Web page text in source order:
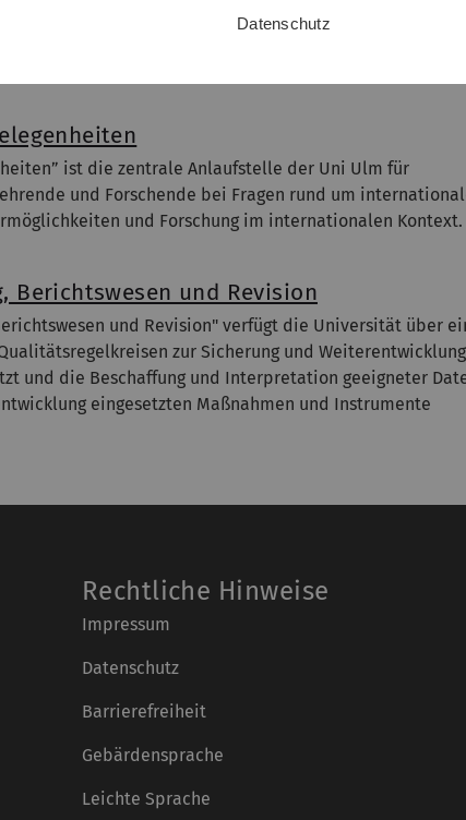
Betrieb der Universität erforderlich ist. Zu den
der Betrieb sämtlicher haus- und
mit der Gebäudereinigung und den
ist die zentrale Anlaufstelle der Uni Ulm für
und Forschende bei Fragen rund um
und Forschung im internationalen Kontext.
Berichtswesen und Revision
und Revision" verfügt die Universität über
zur Sicherung und Weiterentwicklung
und die Beschaffung und Interpretation geeigneter
eingesetzten Maßnahmen und Instrumente
Rechtliche Hinweise
Impressum
Datenschutz
Barrierefreiheit
Gebärdensprache
Leichte Sprache
Datenschutz